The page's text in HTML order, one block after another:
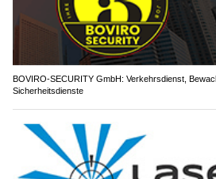
BOVIRO-SECURITY GmbH: Verkehrsdienst,
Sicherheitsdienste